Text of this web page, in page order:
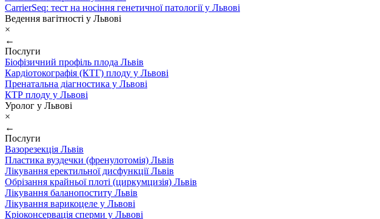
CarrierSeq: тест на носіння генетичної патології у Львові
Ведення вагітності у Львові
×
←
Послуги
Біофізичний профіль плода Львів
Кардіотокографія (КТГ) плоду у Львові
Пренатальна діагностика у Львові
КТР плоду у Львові
Уролог у Львові
×
←
Послуги
Вазорезекція Львів
Пластика вуздечки (френулотомія) Львів
Лікування еректильної дисфункції Львів
Обрізання крайньої плоті (циркумцизія) Львів
Лікування баланопоститу Львів
Лікування варикоцеле у Львові
Кріоконсервація сперми у Львові